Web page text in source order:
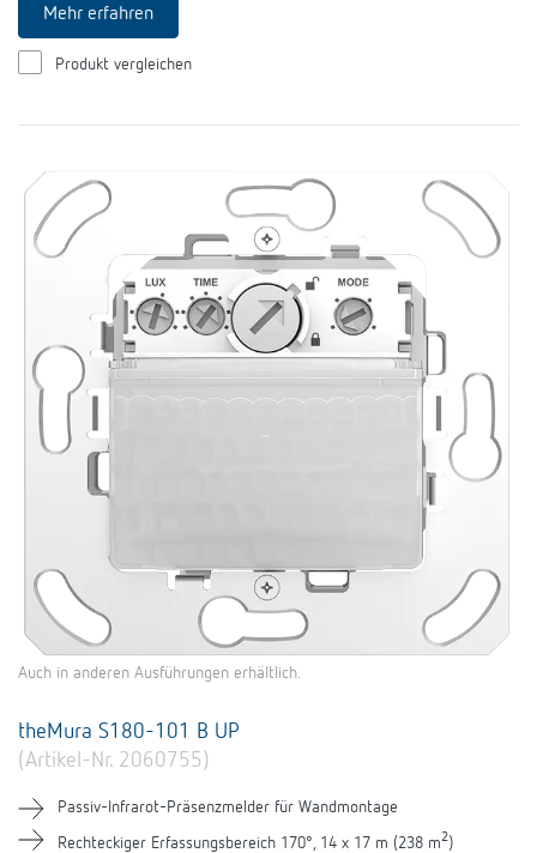
Mehr erfahren
Produkt vergleichen
Auch in anderen Ausführungen erhältlich.
theMura S180-101 B UP
(Artikel-Nr. 2060755)
Passiv-Infrarot-Präsenzmelder für Wandmontage
Rechteckiger Erfassungsbereich 170°, 14 x 17 m (238 m2)